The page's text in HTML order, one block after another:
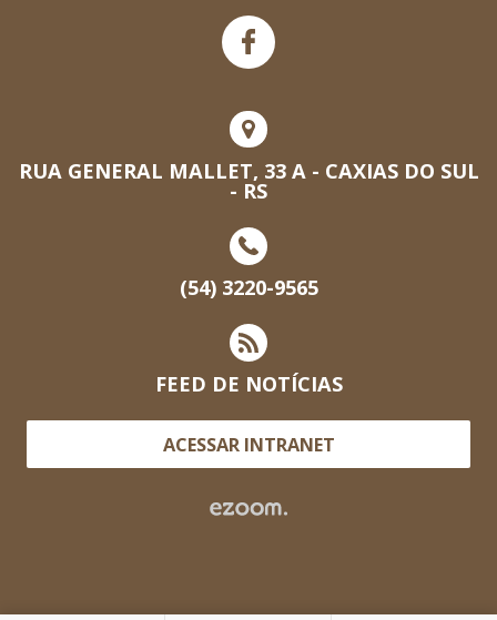
RUA GENERAL MALLET, 33 A - CAXIAS DO SUL
- RS
(54) 3220-9565
FEED DE NOTÍCIAS
ACESSAR INTRANET